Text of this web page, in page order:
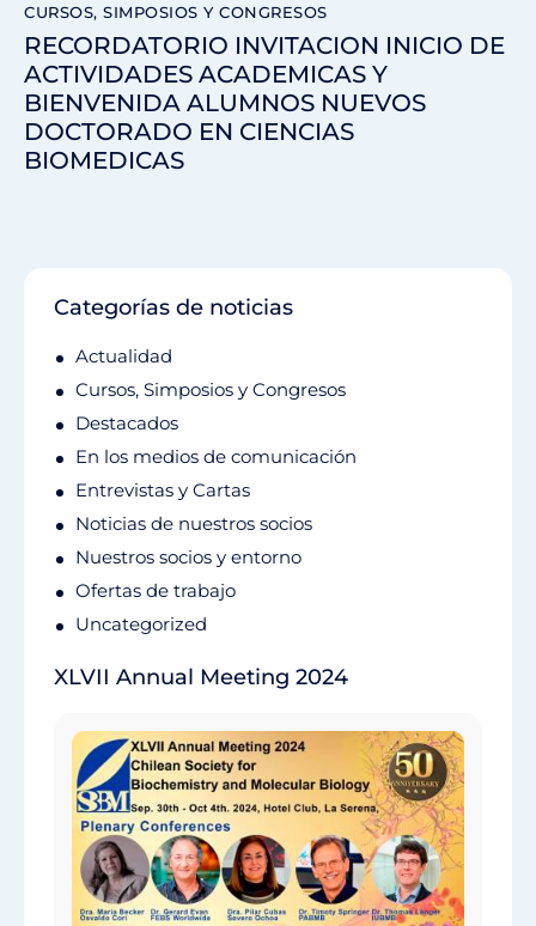
CURSOS, SIMPOSIOS Y CONGRESOS
RECORDATORIO INVITACION INICIO DE
ACTIVIDADES ACADEMICAS Y
BIENVENIDA ALUMNOS NUEVOS
DOCTORADO EN CIENCIAS
BIOMEDICAS
Categorías de noticias
Actualidad
Cursos, Simposios y Congresos
Destacados
En los medios de comunicación
Entrevistas y Cartas
Noticias de nuestros socios
Nuestros socios y entorno
Ofertas de trabajo
Uncategorized
XLVII Annual Meeting 2024